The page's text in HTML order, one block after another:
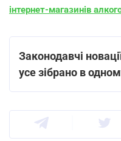
інтернет-магазинів
Законодавчі
усе зібрано в